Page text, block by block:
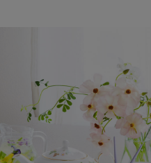
ゼントとしてだけでなく
わせて
しください。